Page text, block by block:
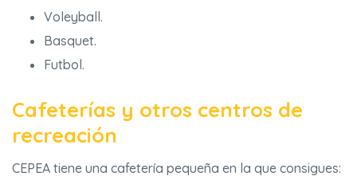
Voleyball.
Basquet.
Futbol.
Cafeterías y otros centros de
recreación
CEPEA tiene una cafetería pequeña en la que consigues: